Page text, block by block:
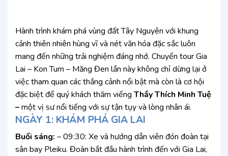
Hành trình khám phá vùng đất Tây Nguyên với khung
cảnh thiên nhiên hùng vĩ và nét văn hóa đặc sắc luôn
mang đến những trải nghiệm đáng nhớ. Chuyến tour Gia
Lai – Kon Tum – Măng Đen lần này không chỉ dừng lại ở
việc tham quan các thắng cảnh nổi bật mà còn là cơ hội
đặc biệt để quý khách thăm viếng Thầy Thích Minh Tuệ
–một vị sư nổi tiếng với sự tận tụy và lòng nhân ái.
NGÀY 1: KHÁM PHÁ GIA LAI
Buổi sáng: – 09:30: Xe và hướng dẫn viên đón đoàn tại
sân bay Pleiku. Đoàn bắt đầu hành trình đến với Gia Lai,